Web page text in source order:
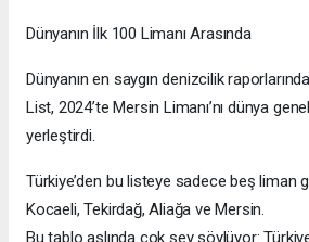
Dünyanın İlk 100 Limanı Arasında
Dünyanın en saygın denizcilik
List, 2024’te Mersin Limanı’nı dünya
yerleştirdi.
Türkiye’den bu listeye sadece beş liman
Kocaeli, Tekirdağ, Aliağa ve Mersin.
Bu tablo aslında çok şey söylüyor: